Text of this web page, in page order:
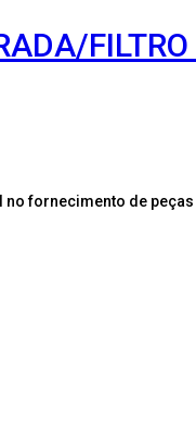
fornecimento de